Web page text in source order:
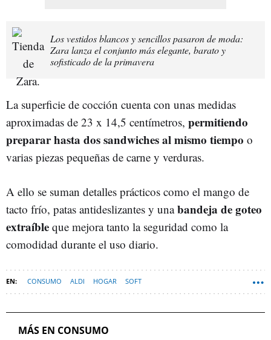
Los vestidos blancos y sencillos pasaron de moda:
Zara lanza el conjunto más elegante, barato y
sofisticado de la primavera
La superficie de cocción cuenta con unas medidas
aproximadas de 23 x 14,5 centímetros, permitiendo
preparar hasta dos sandwiches al mismo tiempo o
varias piezas pequeñas de carne y verduras.
A ello se suman detalles prácticos como el mango de
tacto frío, patas antideslizantes y unabandeja de goteo
extraíble que mejora tanto la seguridad como la
comodidad durante el uso diario.
CONSUMO ALDI HOGAR SOFT
MÁS EN CONSUMO